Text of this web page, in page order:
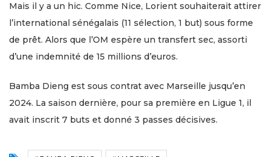
Mais il y a un hic. Comme Nice, Lorient souhaiterait attirer
l’international sénégalais (11 sélection, 1 but) sous forme
de prêt. Alors que l’OM espère un transfert sec, assorti
d’une indemnité de 15 millions d’euros.
Bamba Dieng est sous contrat avec Marseille jusqu’en
2024. La saison dernière, pour sa première en Ligue 1, il
avait inscrit 7 buts et donné 3 passes décisives.